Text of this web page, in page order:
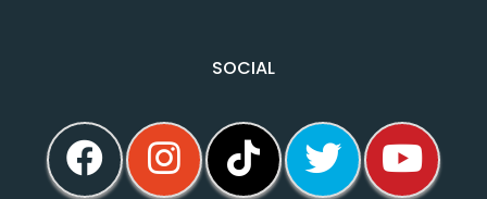
SOCIAL